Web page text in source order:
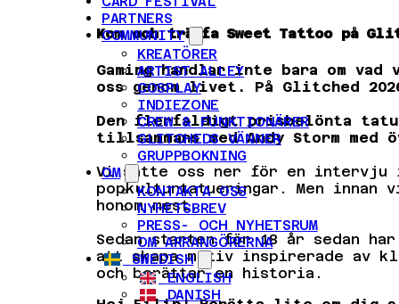
PARTNERS
COMMUNITY
KREATÖRER
ARTIST ALLEY
COSPLAY
INDIEZONE
CREW & FUNKTIONÄRER
GLITCHEDS VÄNNER
GRUPPBOKNING
OM
KONTAKTA OSS
NYHETSBREV
PRESS- OCH NYHETSRUM
OM ARRANGÖRERNA
SWEDISH
ENGLISH
DANISH
Kom och träffa Sweet Tattoo på
Gaming handlar inte bara om
oss genom livet. På Glitched
Den flerfaldigt prisbelönta
tillsammans med Andy Storm
Vi satte oss ner för en intervju
popkulturtatueringar. Men
honom mest.
Sedan starten för 18 år sedan
att skapa motiv inspirerade av
och berättar en historia.